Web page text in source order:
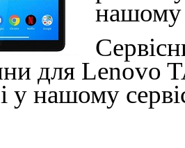
нашому
для Lenovo
у нашому